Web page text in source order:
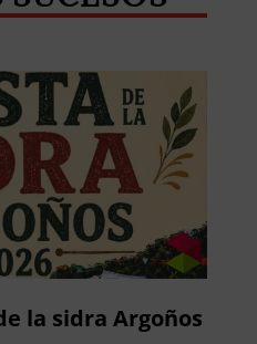
la sidra Argoños